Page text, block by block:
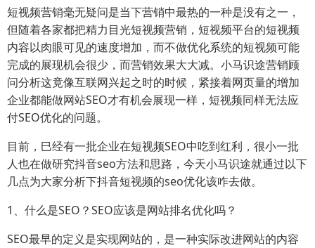
短视频营销毫无疑问是当下营销中最热的一种是没有之一，
但随着各家都把精力目光短视频营销，短视频平台的短视频
内容以肉眼可见的速度增加，而不做优化系统的短视频可能
完成的展现机会很少，而营销效果大大减。小马识途营销顾
问分析这竟像互联网兴起之时的时候，紧接着网页量的增加
企业都能做网站SEO才有机会展现一样，短视频同样无法应
付SEO优化的问题。
目前，巳经有一批企业在短视频SEO中吃到红利，很小一批
人也在做研究抖音seo方法和思路，今天小马识途就通过以下
几点为大家分析下抖音短视频的seo优化该咋去做。
1、什么是SEO？SEO应该是网站排名优化吗？
SEO最早的定义是实现网站的，是一种实际改进网站的内容